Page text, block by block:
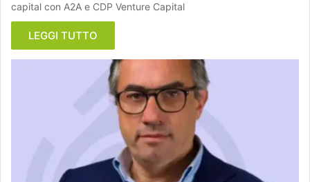
capital con A2A e CDP Venture Capital
LEGGI TUTTO